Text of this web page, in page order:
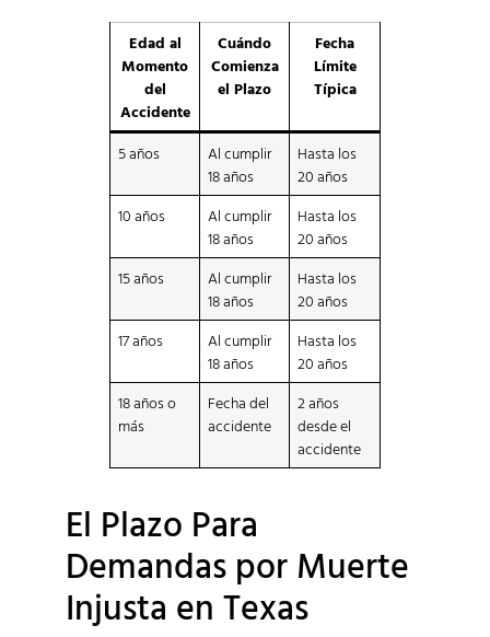
Edad al
Momento
del
Accidente
Cuándo
Comienza
el Plazo
Fecha
Límite
Típica
5 años
Al cumplir
18 años
Hasta los
20 años
10 años
Al cumplir
18 años
Hasta los
20 años
15 años
Al cumplir
18 años
Hasta los
20 años
17 años
Al cumplir
18 años
Hasta los
20 años
18 años o
más
Fecha del
accidente
2 años
desde el
accidente
El Plazo Para
Demandas por Muerte
Injusta en Texas